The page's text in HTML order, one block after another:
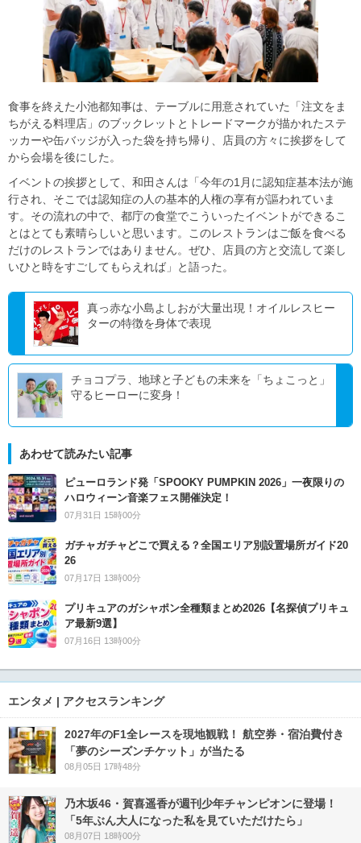
食事を終えた小池都知事は、テーブルに用意されていた「注文をま
ちがえる料理店」のブックレットとトレードマークが描かれたステ
ッカーや缶バッジが入った袋を持ち帰り、店員の方々に挨拶をして
から会場を後にした。
イベントの挨拶として、和田さんは「今年の1月に認知症基本法が施
行され、そこでは認知症の人の基本的人権の享有が謳われていま
す。その流れの中で、都庁の食堂でこういったイベントができるこ
とはとても素晴らしいと思います。このレストランはご飯を食べる
だけのレストランではありません。ぜひ、店員の方と交流して楽し
いひと時をすごしてもらえれば」と語った。
真っ赤な小島よしおが大量出現！オイルレスヒー
ターの特徴を身体で表現
チョコプラ、地球と子どもの未来を「ちょこっと」
守るヒーローに変身！
あわせて読みたい記事
ピューロランド発「SPOOKY PUMPKIN 2026」一夜限りの
ハロウィーン音楽フェス開催決定！
07月31日 15時00分
ガチャガチャどこで買える？全国エリア別設置場所ガイド20
26
07月17日 13時00分
プリキュアのガシャポン全種類まとめ2026【名探偵プリキュ
ア最新9選】
07月16日 13時00分
エンタメ | アクセスランキング
2027年のF1全レースを現地観戦！ 航空券・宿泊費付き
「夢のシーズンチケット」が当たる
08月05日 17時48分
乃木坂46・賀喜遥香が週刊少年チャンピオンに登場！
「5年ぶん大人になった私を見ていただけたら」
08月07日 18時00分